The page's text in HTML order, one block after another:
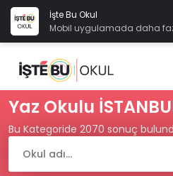
İşte Bu Okul
Mobil uygulamada daha
Yaz Okulu
Bu Kategoride 2070 sonuç